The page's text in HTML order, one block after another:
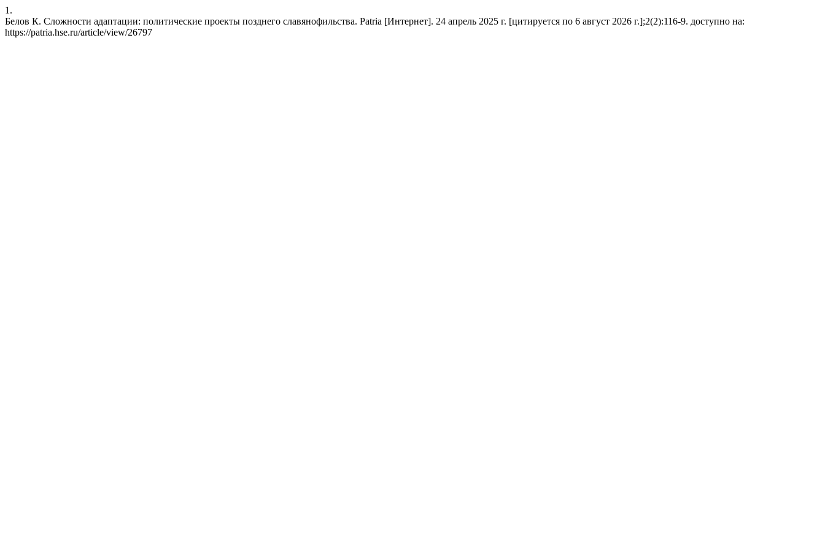
1.
Белов К. Сложности адаптации: политические проекты позднего славянофильства. Patria [Интернет]. 24 апрель 2025 г. [цитируется по 6 август 2026 г.];2(2):116-9. доступно на:
https://patria.hse.ru/article/view/26797